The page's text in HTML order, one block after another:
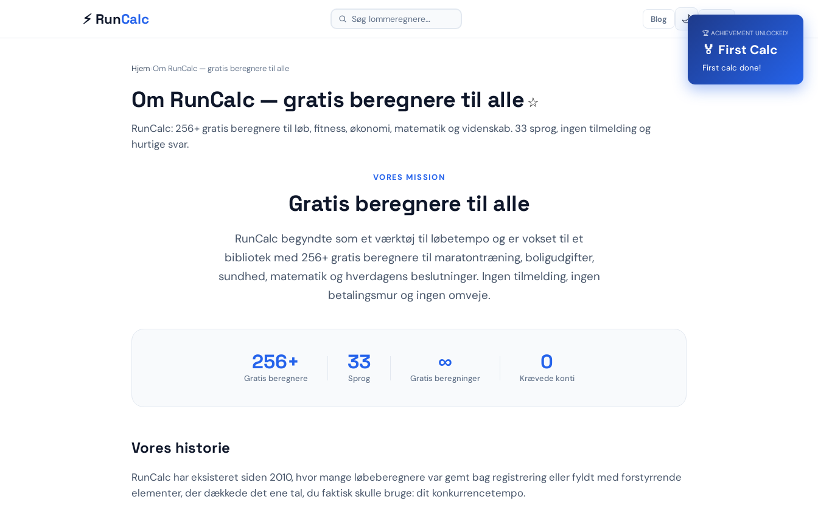
⚡ RunCalc Blog 🌙
Hjem›Om RunCalc — gratis beregnere til alle
Om RunCalc — gratis beregnere til alle ☆
RunCalc: 256+ gratis beregnere til løb, fitness, økonomi, matematik og videnskab. 33 sprog, ingen tilmelding og
hurtige svar.
VORES MISSION
Gratis beregnere til alle
RunCalc begyndte som et værktøj til løbetempo og er vokset til et
bibliotek med 256+ gratis beregnere til maratontræning, boligudgifter,
sundhed, matematik og hverdagens beslutninger. Ingen tilmelding, ingen
betalingsmur og ingen omveje.
256+
Gratis beregnere
33
Sprog
∞
Gratis beregninger
0
Krævede konti
Vores historie
RunCalc har eksisteret siden 2010, hvor mange løbeberegnere var gemt bag registrering eller fyldt med forstyrrende
elementer, der dækkede det ene tal, du faktisk skulle bruge: dit konkurrencetempo.
🏆 ACHIEVEMENT UNLOCKED!
🏅 First Calc
First calc done!